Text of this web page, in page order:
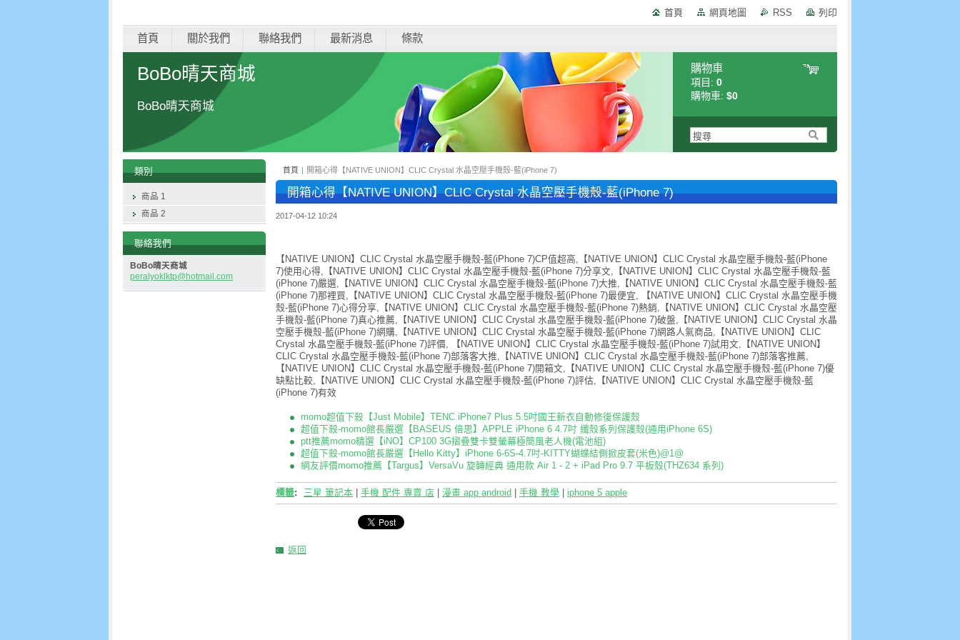
首頁 網頁地圖 RSS 列印
首頁 關於我們 聯絡我們 最新消息 條款
BoBo晴天商城
BoBo晴天商城
購物車
項目: 0
購物車: $0
首頁 | 開箱心得【NATIVE UNION】CLIC Crystal 水晶空壓手機殼-藍(iPhone 7)
開箱心得【NATIVE UNION】CLIC Crystal 水晶空壓手機殼-藍(iPhone 7)
2017-04-12 10:24
【NATIVE UNION】CLIC Crystal 水晶空壓手機殼-藍(iPhone 7)CP值超高,【NATIVE UNION】CLIC Crystal 水晶空壓手機殼-藍(iPhone
7)使用心得,【NATIVE UNION】CLIC Crystal 水晶空壓手機殼-藍(iPhone 7)分享文,【NATIVE UNION】CLIC Crystal 水晶空壓手機殼-藍
(iPhone 7)嚴選,【NATIVE UNION】CLIC Crystal 水晶空壓手機殼-藍(iPhone 7)大推,【NATIVE UNION】CLIC Crystal 水晶空壓手機殼-藍
(iPhone 7)那裡買,【NATIVE UNION】CLIC Crystal 水晶空壓手機殼-藍(iPhone 7)最便宜, 【NATIVE UNION】CLIC Crystal 水晶空壓手機
殼-藍(iPhone 7)心得分享,【NATIVE UNION】CLIC Crystal 水晶空壓手機殼-藍(iPhone 7)熱銷,【NATIVE UNION】CLIC Crystal 水晶空壓
手機殼-藍(iPhone 7)真心推薦,【NATIVE UNION】CLIC Crystal 水晶空壓手機殼-藍(iPhone 7)破盤,【NATIVE UNION】CLIC Crystal 水晶
空壓手機殼-藍(iPhone 7)網購,【NATIVE UNION】CLIC Crystal 水晶空壓手機殼-藍(iPhone 7)網路人氣商品,【NATIVE UNION】CLIC
Crystal 水晶空壓手機殼-藍(iPhone 7)評價, 【NATIVE UNION】CLIC Crystal 水晶空壓手機殼-藍(iPhone 7)試用文,【NATIVE UNION】
CLIC Crystal 水晶空壓手機殼-藍(iPhone 7)部落客大推,【NATIVE UNION】CLIC Crystal 水晶空壓手機殼-藍(iPhone 7)部落客推薦,
【NATIVE UNION】CLIC Crystal 水晶空壓手機殼-藍(iPhone 7)開箱文,【NATIVE UNION】CLIC Crystal 水晶空壓手機殼-藍(iPhone 7)優
缺點比較,【NATIVE UNION】CLIC Crystal 水晶空壓手機殼-藍(iPhone 7)評估,【NATIVE UNION】CLIC Crystal 水晶空壓手機殼-藍
(iPhone 7)有效
momo超值下殺【Just Mobile】TENC iPhone7 Plus 5.5吋國王新衣自動修復保護殼
超值下殺-momo館長嚴選【BASEUS 倍思】APPLE iPhone 6 4.7吋 纖殼系列保護殼(通用iPhone 6S)
ptt推薦momo精選【iNO】CP100 3G摺疊雙卡雙螢幕極簡風老人機(電池組)
超值下殺-momo館長嚴選【Hello Kitty】iPhone 6-6S-4.7吋-KITTY蝴蝶結側掀皮套(米色)@1@
網友評價momo推薦【Targus】VersaVu 旋轉經典 通用款 Air 1 - 2 + iPad Pro 9.7 平板殼(THZ634 系列)
標籤: 三星 筆記本 手機 配件 專賣 店 漫畫 app android 手機 教學 iphone 5 apple
返回
類別
商品 1
商品 2
聯絡我們
BoBo晴天商城
peralyok lktp@hotmail.com